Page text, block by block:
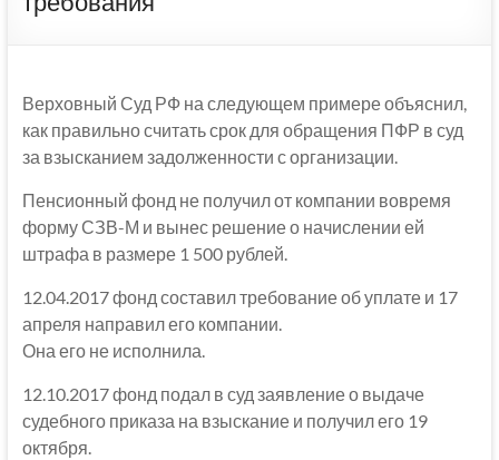
Верховный Суд РФ на следующем примере объяснил,
как правильно считать срок для обращения ПФР в суд
за взысканием задолженности с организации.
Пенсионный фонд не получил от компании вовремя
форму СЗВ-М и вынес решение о начислении ей
штрафа в размере 1 500 рублей.
12.04.2017 фонд составил требование об уплате и 17
апреля направил его компании.
Она его не исполнила.
12.10.2017 фонд подал в суд заявление о выдаче
судебного приказа на взыскание и получил его 19
октября.